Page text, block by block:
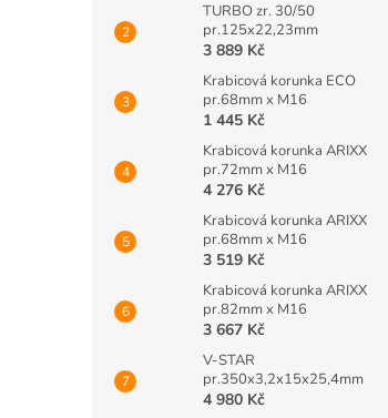
TURBO zr. 30/50
pr.125x22,23mm
3 889 Kč
Krabicová korunka ECO
pr.68mm x M16
1 445 Kč
Krabicová korunka ARIXX
pr.72mm x M16
4 276 Kč
Krabicová korunka ARIXX
pr.68mm x M16
3 519 Kč
Krabicová korunka ARIXX
pr.82mm x M16
3 667 Kč
V-STAR
pr.350x3,2x15x25,4mm
4 980 Kč